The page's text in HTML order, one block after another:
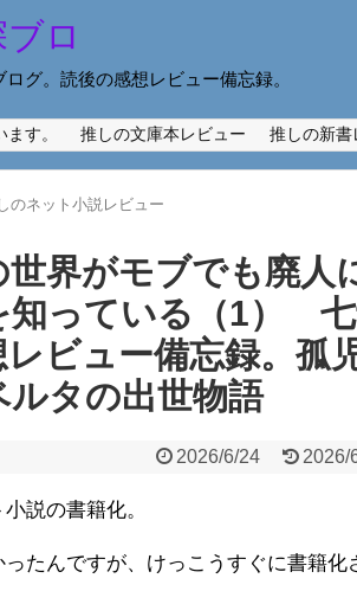
ロ
グ。読後の感想レビュー備忘録。
す。 推しの文庫本レビュー 推しの新書
のネット小説レビュー
世界がモブでも廃人
知っている（1）
ビュー備忘録。孤
ルタの出世物語
2026/6/24 2026/
説の書籍化。
たんですが、けっこうすぐに書籍化